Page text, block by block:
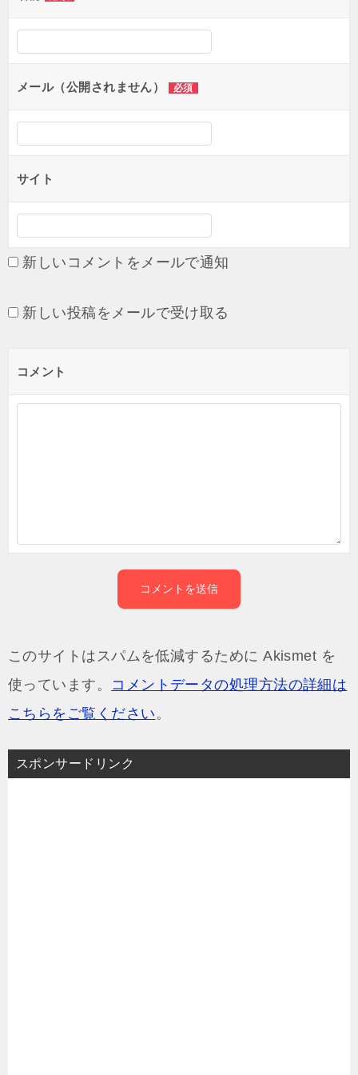
メール（公開されません） 必須
サイト
新しいコメントをメールで通知
新しい投稿をメールで受け取る
コメント
このサイトはスパムを低減するために Akismet を
使っています。 コメントデータの処理方法の詳細は
こちらをご覧ください 。
スポンサードリンク